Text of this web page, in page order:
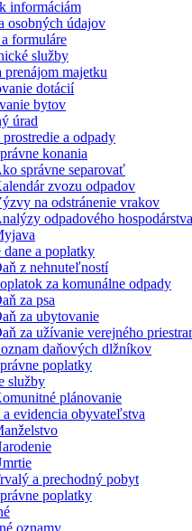
informáciám
osobných údajov
formuláre
služby
prenájom majetku
dotácií
bytov
úrad
a odpady
konania
správne separovať
zvozu odpadov
na odstránenie vrakov
odpadového
dane a poplatky
z nehnuteľností
za komunálne odpady
za psa
za ubytovanie
za užívanie verejného
daňových dlžníkov
poplatky
služby
plánovanie
evidencia obyvateľstva
a prechodný pobyt
poplatky
oznamy